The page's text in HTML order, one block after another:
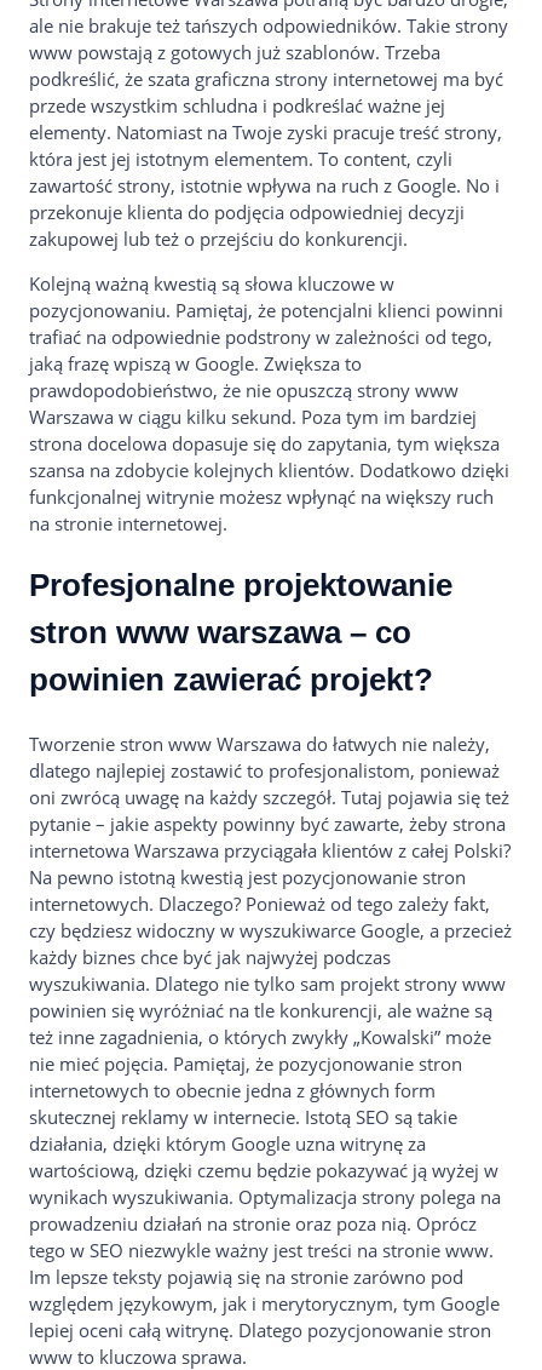
ale nie brakuje też tańszych odpowiedników. Takie strony
www powstają z gotowych już szablonów. Trzeba
podkreślić, że szata graficzna strony internetowej ma być
przede wszystkim schludna i podkreślać ważne jej
elementy. Natomiast na Twoje zyski pracuje treść strony,
która jest jej istotnym elementem. To content, czyli
zawartość strony, istotnie wpływa na ruch z Google. No i
przekonuje klienta do podjęcia odpowiedniej decyzji
zakupowej lub też o przejściu do konkurencji.
Kolejną ważną kwestią są słowa kluczowe w
pozycjonowaniu. Pamiętaj, że potencjalni klienci powinni
trafiać na odpowiednie podstrony w zależności od tego,
jaką frazę wpiszą w Google. Zwiększa to
prawdopodobieństwo, że nie opuszczą strony www
Warszawa w ciągu kilku sekund. Poza tym im bardziej
strona docelowa dopasuje się do zapytania, tym większa
szansa na zdobycie kolejnych klientów. Dodatkowo dzięki
funkcjonalnej witrynie możesz wpłynąć na większy ruch
na stronie internetowej.
Profesjonalne projektowanie
stron www warszawa – co
powinien zawierać projekt?
Tworzenie stron www Warszawa do łatwych nie należy,
dlatego najlepiej zostawić to profesjonalistom, ponieważ
oni zwrócą uwagę na każdy szczegół. Tutaj pojawia się też
pytanie – jakie aspekty powinny być zawarte, żeby strona
internetowa Warszawa przyciągała klientów z całej Polski?
Na pewno istotną kwestią jest pozycjonowanie stron
internetowych. Dlaczego? Ponieważ od tego zależy fakt,
czy będziesz widoczny w wyszukiwarce Google, a przecież
każdy biznes chce być jak najwyżej podczas
wyszukiwania. Dlatego nie tylko sam projekt strony www
powinien się wyróżniać na tle konkurencji, ale ważne są
też inne zagadnienia, o których zwykły „Kowalski” może
nie mieć pojęcia. Pamiętaj, że pozycjonowanie stron
internetowych to obecnie jedna z głównych form
skutecznej reklamy w internecie. Istotą SEO są takie
działania, dzięki którym Google uzna witrynę za
wartościową, dzięki czemu będzie pokazywać ją wyżej w
wynikach wyszukiwania. Optymalizacja strony polega na
prowadzeniu działań na stronie oraz poza nią. Oprócz
tego w SEO niezwykle ważny jest treści na stronie www.
Im lepsze teksty pojawią się na stronie zarówno pod
względem językowym, jak i merytorycznym, tym Google
lepiej oceni całą witrynę. Dlatego pozycjonowanie stron
www to kluczowa sprawa.